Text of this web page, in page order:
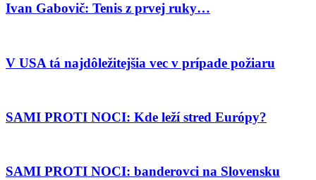
Ivan Gabovič: Tenis z prvej ruky…
V USA tá najdôležitejšia vec v prípade požiaru
SAMI PROTI NOCI: Kde leží stred Európy?
SAMI PROTI NOCI: banderovci na Slovensku